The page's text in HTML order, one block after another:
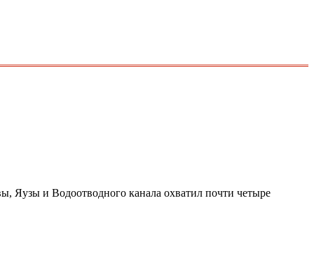
Яузы и Водоотводного канала охватил почти четыре